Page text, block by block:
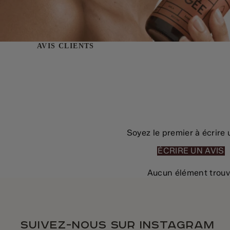
AVIS CLIENTS
Soyez le premier à écrire
ÉCRIRE UN AVIS
Aucun élément
Suivez-nous sur instagram